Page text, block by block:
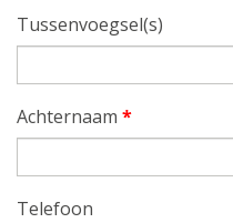
Tussenvoegsel(s)
Achternaam *
Telefoon